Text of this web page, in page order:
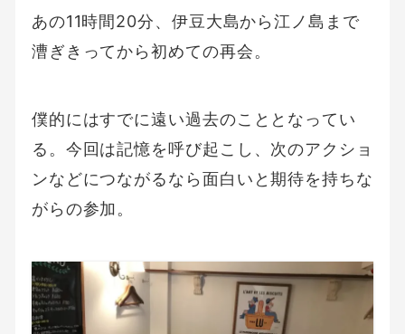
あの11時間20分、伊豆大島から江ノ島まで
漕ぎきってから初めての再会。
僕的にはすでに遠い過去のこととなってい
る。今回は記憶を呼び起こし、次のアクショ
ンなどにつながるなら面白いと期待を持ちな
がらの参加。